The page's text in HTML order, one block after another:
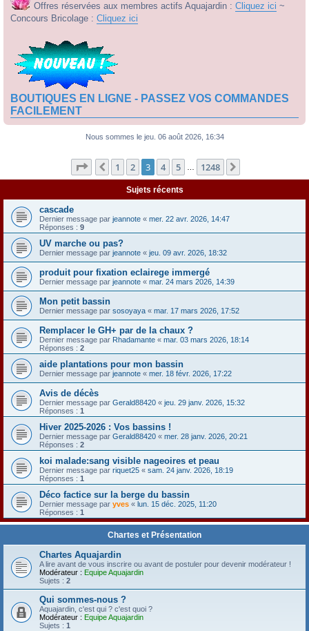
Offres réservées aux membres actifs Aquajardin : Cliquez ici ~
Concours Bricolage : Cliquez ici
BOUTIQUES EN LIGNE - PASSEZ VOS COMMANDES
FACILEMENT
Nous sommes le jeu. 06 août 2026, 16:34
Page sur1248
Précédente
1 2 3 4 5 1248
Sujets récents
cascade
Dernier message par jeannote « mer. 22 avr. 2026, 14:47
Réponses : 9
UV marche ou pas?
Dernier message par jeannote « jeu. 09 avr. 2026, 18:32
produit pour fixation eclairege immergé
Dernier message par jeannote « mar. 24 mars 2026, 14:39
Mon petit bassin
Dernier message par sosoyaya « mar. 17 mars 2026, 17:52
Remplacer le GH+ par de la chaux ?
Dernier message par Rhadamante « mar. 03 mars 2026, 18:14
Réponses : 2
aide plantations pour mon bassin
Dernier message par jeannote « mer. 18 févr. 2026, 17:22
Avis de décès
Dernier message par Gerald88420 « jeu. 29 janv. 2026, 15:32
Réponses : 1
Hiver 2025-2026 : Vos bassins !
Dernier message par Gerald88420 « mer. 28 janv. 2026, 20:21
Réponses : 2
koi malade:sang visible nageoires et peau
Dernier message par riquet25 « sam. 24 janv. 2026, 18:19
Réponses : 1
Déco factice sur la berge du bassin
Dernier message par yves « lun. 15 déc. 2025, 11:20
Réponses : 1
Chartes et Présentation
Chartes Aquajardin
A lire avant de vous inscrire ou avant de postuler pour devenir modérateur !
Modérateur : Equipe Aquajardin
Sujets : 2
Qui sommes-nous ?
Aquajardin, c'est qui ? c'est quoi ?
Modérateur : Equipe Aquajardin
Sujets : 1